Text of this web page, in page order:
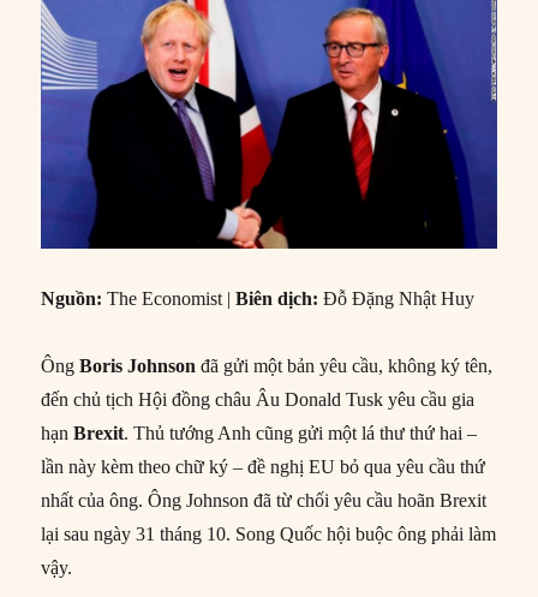
Nguồn: The Economist |Biên dịch: Đỗ Đặng Nhật Huy
ÔngBoris Johnson đã gửi một bản yêu cầu, không ký tên,
đến chủ tịch Hội đồng châu Âu Donald Tusk yêu cầu gia
hạnBrexit. Thủ tướng Anh cũng gửi một lá thư thứ hai –
lần này kèm theo chữ ký – đề nghị EU bỏ qua yêu cầu thứ
nhất của ông. Ông Johnson đã từ chối yêu cầu hoãn Brexit
lại sau ngày 31 tháng 10. Song Quốc hội buộc ông phải làm
vậy.